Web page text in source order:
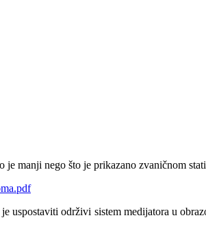
manji nego što je prikazano zvaničnom
uspostaviti održivi sistem medijatora u